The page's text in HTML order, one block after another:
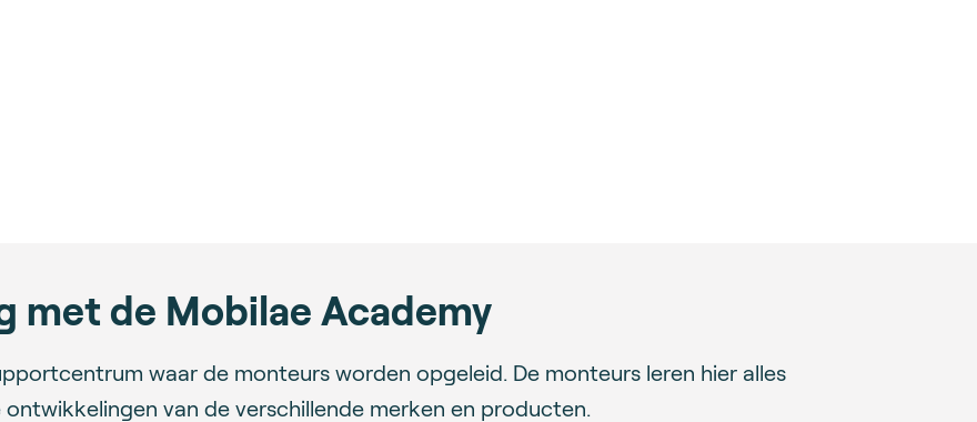
met de Mobilae Academy
waar de monteurs worden opgeleid. De monteurs leren hier alles
van de verschillende merken en producten.